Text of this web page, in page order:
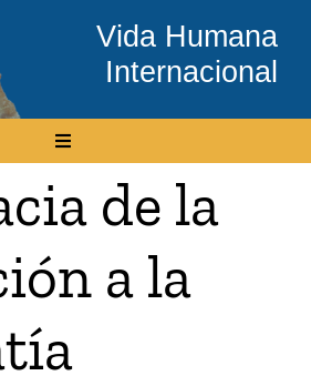
Vida Humana
Internacional
Toggle
de la
a la